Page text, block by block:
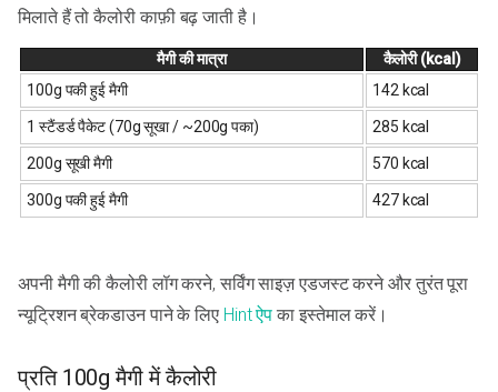
मिलाते हैं तो कैलोरी काफ़ी बढ़ जाती है।
मैगी की मात्रा
कैलोरी (kcal)
100g पकी हुई मैगी
142 kcal
1 स्टैंडर्ड पैकेट (70g सूखा / ~200g पका) 285 kcal
200g सूखी मैगी 570 kcal
300g पकी हुई मैगी 427 kcal
अपनी मैगी की कैलोरी लॉग करने, सर्विंग साइज़ एडजस्ट करने और तुरंत पूरा
न्यूट्रिशन ब्रेकडाउन पाने के लिए Hint ऐप का इस्तेमाल करें।
प्रति 100g मैगी में कैलोरी